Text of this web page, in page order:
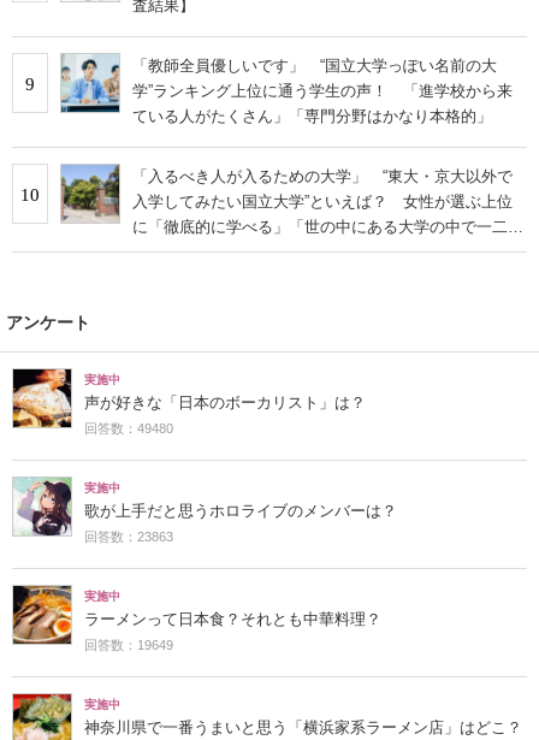
査結果】
9
「教師全員優しいです」 “国立大学っぽい名前の大
学”ランキング上位に通う学生の声！ 「進学校から来
ている人がたくさん」「専門分野はかなり本格的」
10
「入るべき人が入るための大学」 “東大・京大以外で
入学してみたい国立大学”といえば？ 女性が選ぶ上位
に「徹底的に学べる」「世の中にある大学の中で一二を
争うレベルの先端設備」の声
アンケート
実施中
声が好きな「日本のボーカリスト」は？
回答数：49480
実施中
歌が上手だと思うホロライブのメンバーは？
回答数：23863
実施中
ラーメンって日本食？それとも中華料理？
回答数：19649
実施中
神奈川県で一番うまいと思う「横浜家系ラーメン店」はどこ？